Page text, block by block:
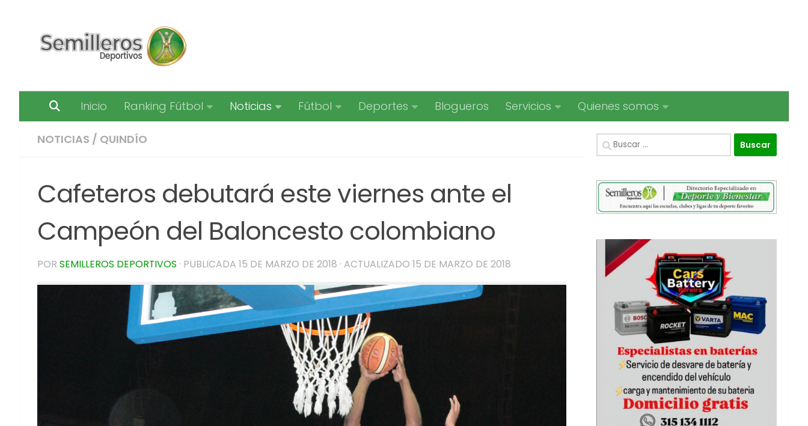
Inicio Ranking Fútbol Noticias Fútbol Deportes Blogueros Servicios Quienes somos
NOTICIAS / QUINDÍO
Cafeteros debutará este viernes ante el
Campeón del Baloncesto colombiano
POR SEMILLEROS DEPORTIVOS · PUBLICADA 15 DE MARZO DE 2018 · ACTUALIZADO 15 DE MARZO DE 2018
Buscar: